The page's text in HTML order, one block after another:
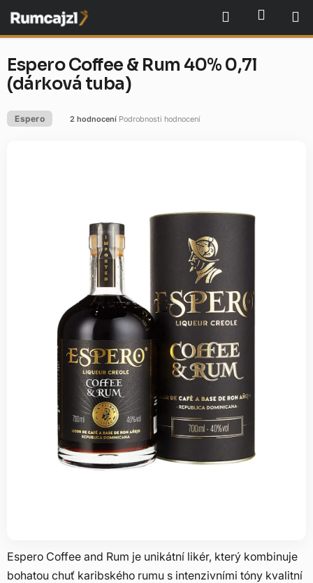
na
obsah
Hledat
Espero Coffee and Rum je unikátní likér, který kombinuje
bohatou chuť karibského rumu s intenzivními tóny kvalitní
Espero Coffee & Rum 40% 0,7l
(dárková tuba)
Espero
hvězdiček.
2 hodnocení Podrobnosti hodnocení